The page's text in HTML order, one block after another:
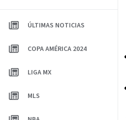
ÚLTIMAS NOTICIAS
COPA AMÉRICA 2024
LIGA MX
MLS